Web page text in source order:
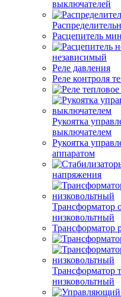
выключателей
Расцепитель
независимый
Реле давления
Реле контроля
Рукоятка
выключателем
Рукоятка
аппаратом
напряжения
Трансформатор
низковольтный
Трансформатор
Трансформатор
низковольтный